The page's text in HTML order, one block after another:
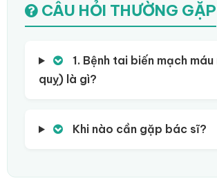
CÂU HỎI THƯỜNG GẶP
1. Bệnh tai biến mạch
quỵ) là gì?
Khi nào cần gặp bác sĩ?